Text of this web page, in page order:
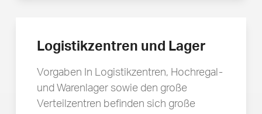
Logistikzentren und Lager
Vorgaben In Logistikzentren, Hochregal-
und Warenlager sowie den große
Verteilzentren befinden sich große